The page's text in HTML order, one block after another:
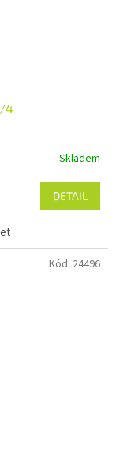
4
Skladem
DETAIL
Kód: 24496